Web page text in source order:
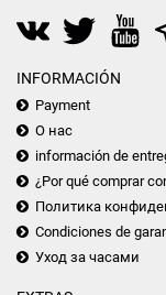
INFORMACIÓN
Payment
О нас
información de
¿Por qué comprar
Политика
Condiciones de
Уход за часами